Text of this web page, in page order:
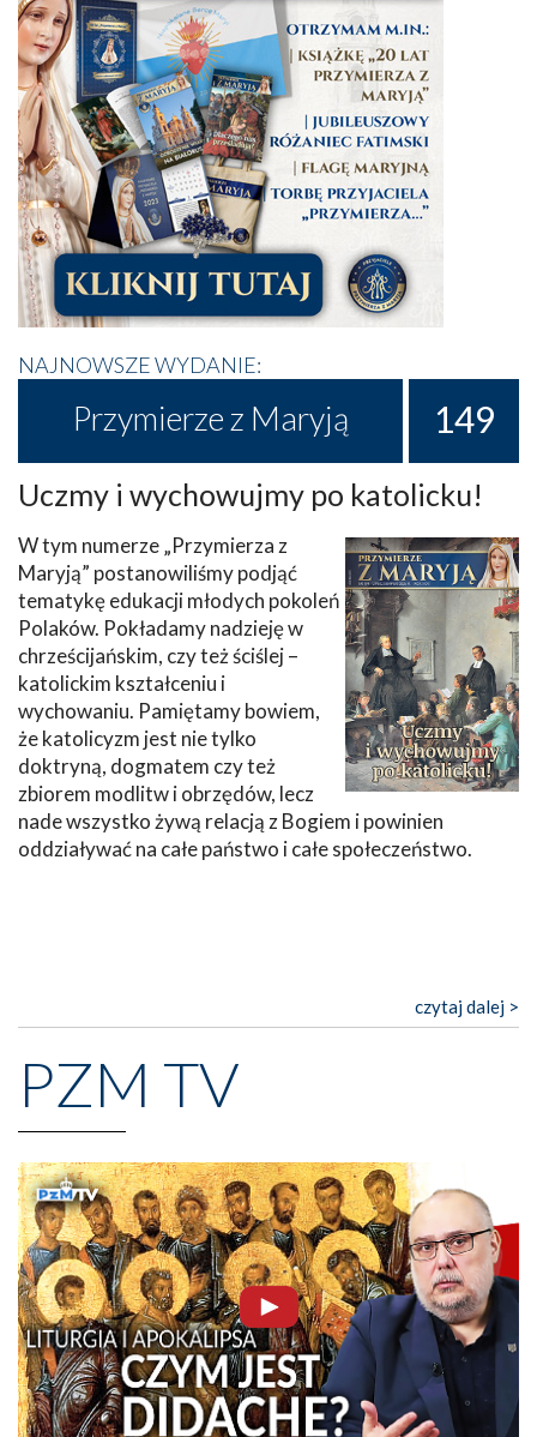
NAJNOWSZE WYDANIE:
Przymierze z Maryją 149
Uczmy i wychowujmy po katolicku!
W tym numerze „Przymierza z
Maryją” postanowiliśmy podjąć
tematykę edukacji młodych pokoleń
Polaków. Pokładamy nadzieję w
chrześcijańskim, czy też ściślej –
katolickim kształceniu i
wychowaniu. Pamiętamy bowiem,
że katolicyzm jest nie tylko
doktryną, dogmatem czy też
zbiorem modlitw i obrzędów, lecz
nade wszystko żywą relacją z Bogiem i powinien
oddziaływać na całe państwo i całe społeczeństwo.
czytaj dalej >
PZM TV